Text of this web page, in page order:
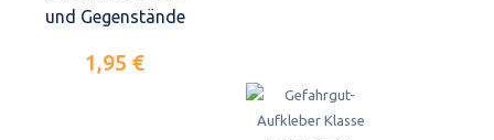
und Gegenstände
1,95 €